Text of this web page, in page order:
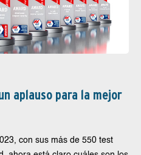
aplauso para la mejor
con sus más de 550 test